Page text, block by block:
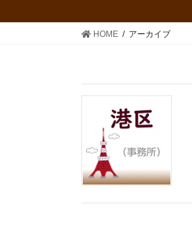
HOME アーカイブ